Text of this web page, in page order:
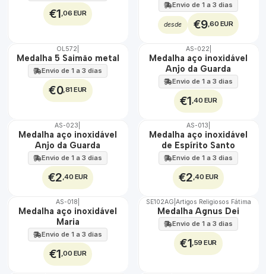
€1,06 EUR
Envio de 1 a 3 dias
desde €9,60 EUR
TOP
OL572
Medalha 5 Saimão metal
Envio de 1 a 3 dias
€0,81 EUR
ÁGUA
AS-022
Medalha aço inoxidável
Anjo da Guarda
Envio de 1 a 3 dias
€1,40 EUR
ÁGUA
AS-023
Medalha aço inoxidável
Anjo da Guarda
Envio de 1 a 3 dias
€2,40 EUR
ÁGUA
AS-013
Medalha aço inoxidável
de Espírito Santo
Envio de 1 a 3 dias
€2,40 EUR
ÁGUA
AS-018
Medalha aço inoxidável
Maria
Envio de 1 a 3 dias
€1,00 EUR
TOP
SE102AG Artigos Religiosos Fátima
Medalha Agnus Dei
Envio de 1 a 3 dias
€1,59 EUR